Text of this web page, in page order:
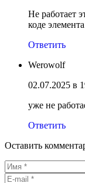
Не работает
коде
Ответить
Werowolf
02.07.2025 в
уже не
Ответить
Оставить